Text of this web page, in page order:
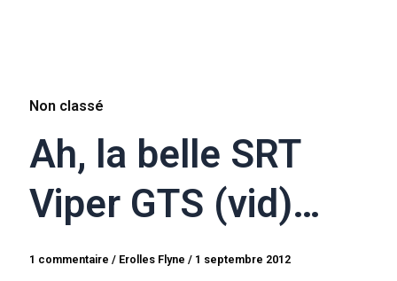
Non classé
Ah, la belle SRT
Viper GTS (vid)…
1 commentaire / Erolles Flyne/ 1 septembre 2012